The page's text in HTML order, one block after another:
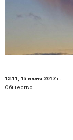
13:11, 15 июня 2017 г.
Общество